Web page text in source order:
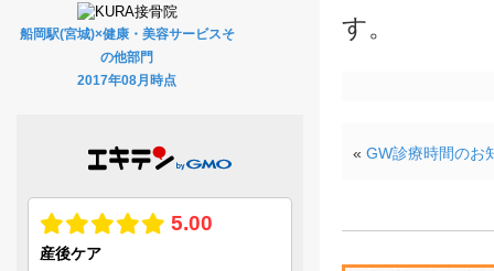
す。
« GW診療時間のお
船岡駅(宮城)×健康・美容サービスそ
の他部門
2017年08月時点